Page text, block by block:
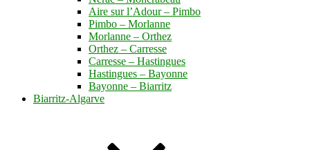
Aire sur l’Adour – Pimbo
Pimbo – Morlanne
Morlanne – Orthez
Orthez – Carresse
Carresse – Hastingues
Hastingues – Bayonne
Bayonne – Biarritz
Biarritz-Algarve